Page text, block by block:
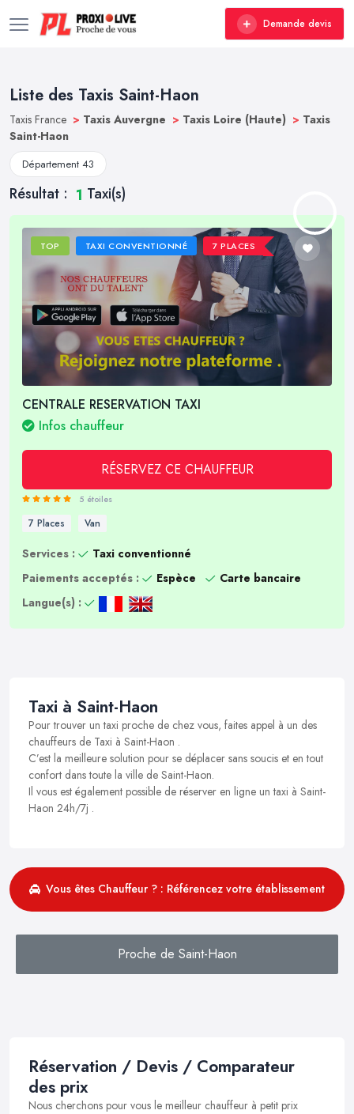
Demande devis
Liste des Taxis Saint-Haon
Taxis France > Taxis Auvergne > Taxis Loire (Haute) > Taxis
Saint-Haon
Département 43
Résultat : 1 Taxi(s)
TOP TAXI CONVENTIONNÉ 7 PLACES
CENTRALE RESERVATION TAXI
Infos chauffeur
RÉSERVEZ CE CHAUFFEUR
5 étoiles
7 Places Van
Services :
Taxi conventionné
Paiements acceptés :
Espèce
Carte bancaire
Langue(s) :
Taxi à Saint-Haon
Pour trouver un taxi proche de chez vous, faites appel à un des
chauffeurs de Taxi à Saint-Haon .
C’est la meilleure solution pour se déplacer sans soucis et en tout
confort dans toute la ville de Saint-Haon.
Il vous est également possible de réserver en ligne un taxi à Saint-
Haon 24h/7j .
Vous êtes Chauffeur ? : Référencez votre établissement
Proche de Saint-Haon
Réservation / Devis / Comparateur
des prix
Nous cherchons pour vous le meilleur chauffeur à petit prix